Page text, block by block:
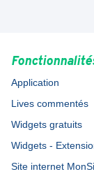
Application
Lives commentés
Widgets gratuits
Widgets -
Site internet